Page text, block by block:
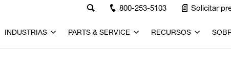
800-253-5103 Solicitar
INDUSTRIAS PARTS & SERVICE RECURSOS